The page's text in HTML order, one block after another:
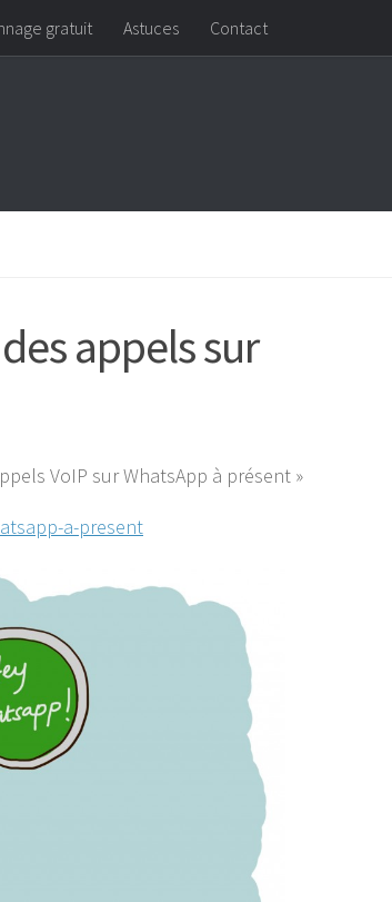
gratuit Astuces Contact
appels sur
VoIP sur WhatsApp à présent »
a-present